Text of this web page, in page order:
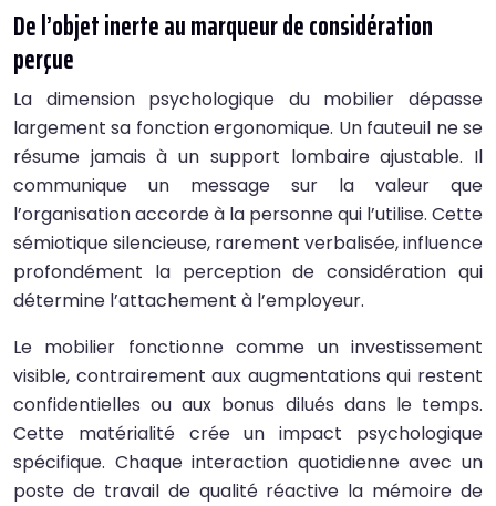
De l’objet inerte au marqueur de considération
perçue
La dimension psychologique du mobilier dépasse
largement sa fonction ergonomique. Un fauteuil ne se
résume jamais à un support lombaire ajustable. Il
communique un message sur la valeur que
l’organisation accorde à la personne qui l’utilise. Cette
sémiotique silencieuse, rarement verbalisée, influence
profondément la perception de considération qui
détermine l’attachement à l’employeur.
Le mobilier fonctionne comme un investissement
visible, contrairement aux augmentations qui restent
confidentielles ou aux bonus dilués dans le temps.
Cette matérialité crée un impact psychologique
spécifique. Chaque interaction quotidienne avec un
poste de travail de qualité réactive la mémoire de